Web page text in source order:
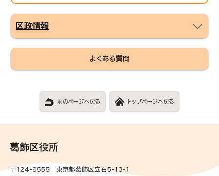
区政情報
よくある質問
前のページへ戻る トップページへ戻る
葛飾区役所
〒124-8555 東京都葛飾区立石5-13-1